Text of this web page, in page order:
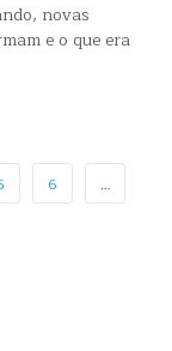
novas
e o que era
6
…